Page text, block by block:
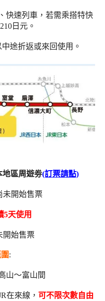
快速列車，若需乘搭特快
日元。
途折返或來回使用。
地區周遊劵(訂票請點)
未開始售票
5天使用
開始售票
:
山～富山間
在來線， 可不限次數自由